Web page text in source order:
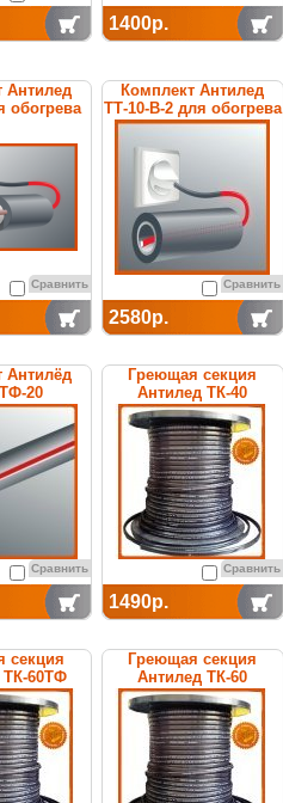
1400р.
Антилед
обогрева
Сравнить
Комплект Антилед
ТТ-10-В-2 для обогрева
труб
Сравнить
2580р.
Антилёд
20
Сравнить
Греющая секция
Антилед ТК-40
саморегулируемая
Сравнить
1490р.
секция
ТК-60ТФ
Греющая секция
Антилед ТК-60
саморегулируемая